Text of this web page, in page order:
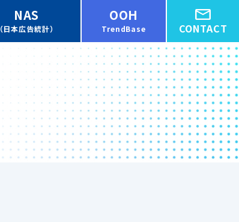
NAS
（日本広告統計）
OOH
TrendBase CONTACT